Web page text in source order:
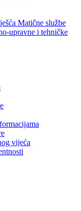
Matične službe
upravne i tehničke
vijeća